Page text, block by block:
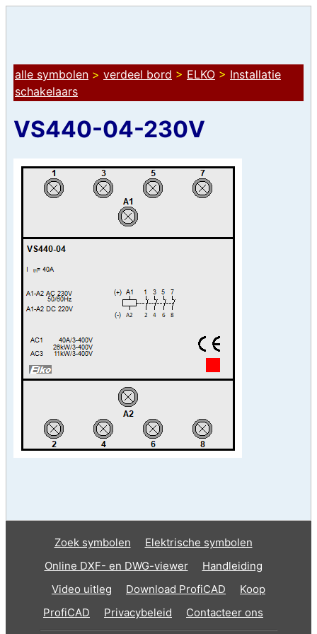
alle symbolen > verdeel bord > ELKO > Installatie
schakelaars
VS440-04-230V
Zoek symbolen
Elektrische symbolen
Online DXF- en DWG-viewer
Handleiding
Video uitleg
Download ProfiCAD
Koop
ProfiCAD
Privacybeleid Contacteer ons